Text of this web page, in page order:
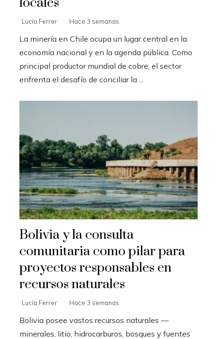
Lucía Ferrer Hace 3 semanas
La minería en Chile ocupa un lugar central en la
economía nacional y en la agenda pública. Como
principal productor mundial de cobre, el sector
enfrenta el desafío de conciliar la ...
Bolivia y la consulta
comunitaria como pilar para
proyectos responsables en
recursos naturales
Lucía Ferrer Hace 3 semanas
Bolivia posee vastos recursos naturales —
minerales, litio, hidrocarburos, bosques y fuentes